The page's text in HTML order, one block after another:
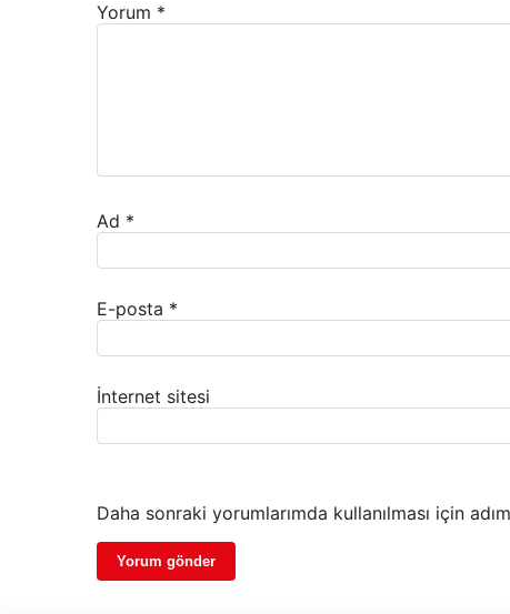
Yorum *
Ad *
E-posta *
İnternet sitesi
Daha sonraki yorumlarımda kullanılması için